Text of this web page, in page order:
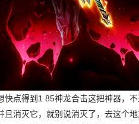
快点得到1 85神龙合击这把神器，
且消灭它，就别说消灭了，去这个